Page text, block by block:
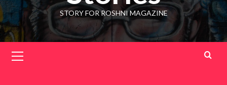
STORY FOR ROSHNI MAGAZINE
Menu